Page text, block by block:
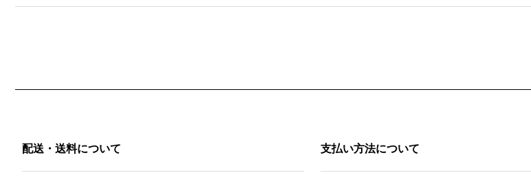
配送・送料について 支払い方法について